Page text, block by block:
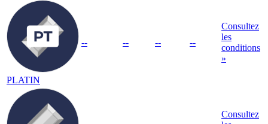
PLATIN
-- -- -- --
Consultez
les
conditions
»
Consultez